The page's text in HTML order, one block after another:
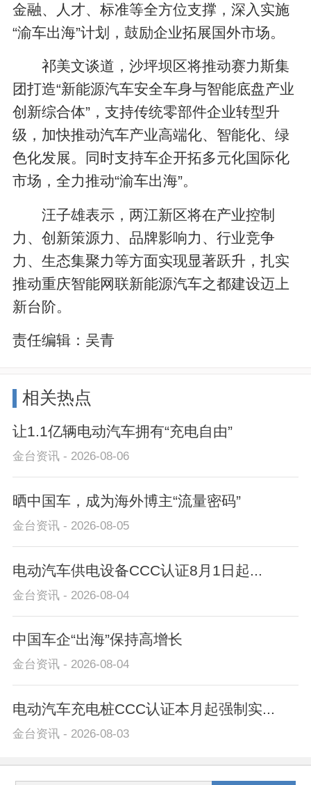
金融、人才、标准等全方位支撑，深入实施
“渝车出海”计划，鼓励企业拓展国外市场。
祁美文谈道，沙坪坝区将推动赛力斯集
团打造“新能源汽车安全车身与智能底盘产业
创新综合体”，支持传统零部件企业转型升
级，加快推动汽车产业高端化、智能化、绿
色化发展。同时支持车企开拓多元化国际化
市场，全力推动“渝车出海”。
汪子雄表示，两江新区将在产业控制
力、创新策源力、品牌影响力、行业竞争
力、生态集聚力等方面实现显著跃升，扎实
推动重庆智能网联新能源汽车之都建设迈上
新台阶。
责任编辑： 吴青
相关热点
让1.1亿辆电动汽车拥有“充电自由”
金台资讯 - 2026-08-06
晒中国车，成为海外博主“流量密码”
金台资讯 - 2026-08-05
电动汽车供电设备CCC认证8月1日起...
金台资讯 - 2026-08-04
中国车企“出海”保持高增长
金台资讯 - 2026-08-04
电动汽车充电桩CCC认证本月起强制实...
金台资讯 - 2026-08-03